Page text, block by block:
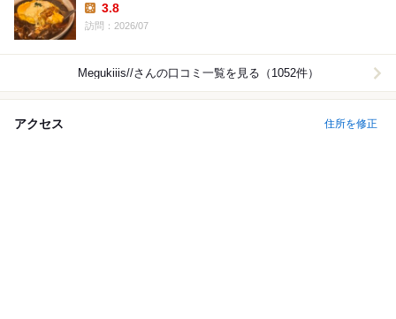
Lunch:
3.8
訪問：2026/07
Megukiiis//さんの口コミ一覧を見る（1052件）
アクセス 住所を修正